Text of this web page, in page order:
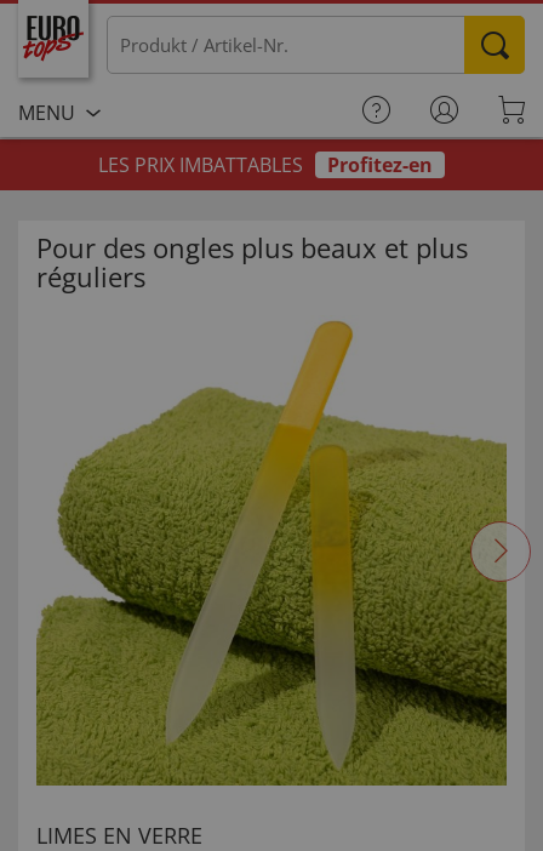
MENU
LES PRIX IMBATTABLES
Profitez-en
Pour des ongles plus beaux et plus
réguliers
LIMES EN VERRE